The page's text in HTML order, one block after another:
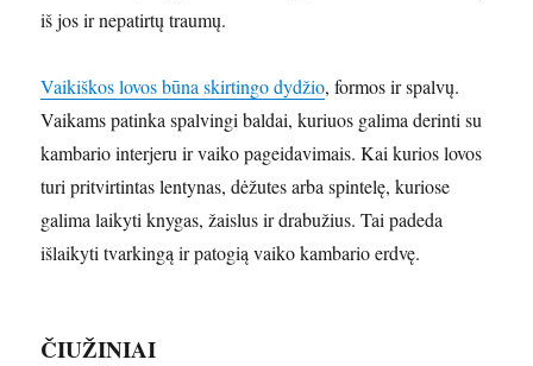
iš jos ir nepatirtų traumų.
Vaikiškos lovos būna skirtingo dydžio, formos ir spalvų.
Vaikams patinka spalvingi baldai, kuriuos galima derinti su
kambario interjeru ir vaiko pageidavimais. Kai kurios lovos
turi pritvirtintas lentynas, dėžutes arba spintelę, kuriose
galima laikyti knygas, žaislus ir drabužius. Tai padeda
išlaikyti tvarkingą ir patogią vaiko kambario erdvę.
ČIUŽINIAI